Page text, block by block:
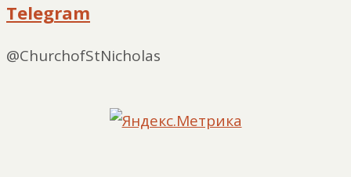
Telegram
@ChurchofStNicholas